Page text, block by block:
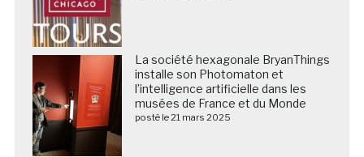
La société hexagonale BryanThings
installe son Photomaton et
l’intelligence artificielle dans les
musées de France et du Monde
posté le 21 mars 2025